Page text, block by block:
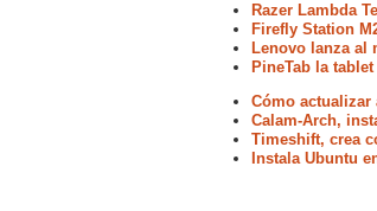
Razer Lambda
Firefly Station
Lenovo lanza al
PineTab la
Cómo actualizar
Calam-Arch,
Timeshift, crea
Instala Ubuntu